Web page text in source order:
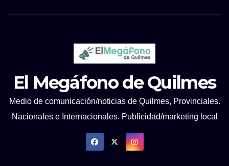
El Megáfono de Quilmes
Medio de comunicación/noticias de Quilmes, Provinciales.
Nacionales e Internacionales. Publicidad/marketing local